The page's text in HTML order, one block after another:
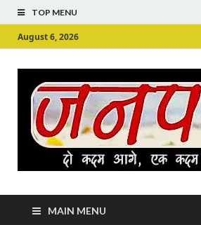
TOP MENU
August 6, 2026
MAIN MENU